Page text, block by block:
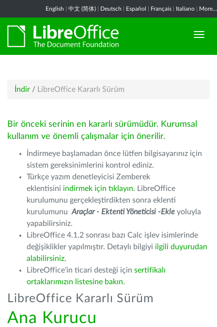
English 中文 (简体) Deutsch Español Français Italiano More...
İndir / LibreOffice Kararlı Sürüm
Bir önceki serinin en kararlı sürümüdür. Kurumsal
kullanım ve önemli çalışmalar için önerilir.
İndirmeye başlamadan önce lütfen bilgisayarınız için
sistem gereksinimlerini kontrol ediniz.
Türkçe yazım denetleyicisi Zemberek
eklentisini indirmek için tıklayın. LibreOffice
kurulumunu gerçekleştirdikten sonra eklenti
kurulumunu Araçlar - Ektenti Yöneticisi -Ekle yoluyla
yapabilirsiniz.
LibreOffice 4.1.2 sonrası bazı Calc işlev isimlerinde
değişiklikler yapılmıştır. Detaylı bilgiyi ilgili duyurudan
alabilirsiniz.
LibreOffice'in ticari desteği için sertifikalı
ortaklarımızın listesine bakın.
LibreOffice Kararlı Sürüm
Ana Kurucu